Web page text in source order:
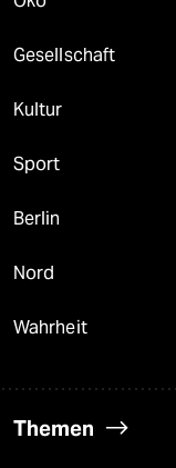
Gesellschaft
Kultur
Sport
Berlin
Nord
Wahrheit
Themen